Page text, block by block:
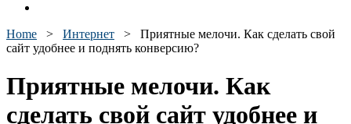
Home > Интернет > Приятные мелочи. Как сделать свой
сайт удобнее и поднять конверсию?
Приятные мелочи. Как
сделать свой сайт удобнее и